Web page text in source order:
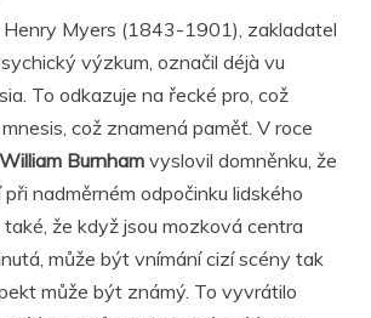
Henry Myers (1843-1901), zakladatel
výzkum, označil déjà vu
To odkazuje na řecké pro, což
což znamená paměť. V roce
William Burnham vyslovil domněnku, že
nadměrném odpočinku lidského
že když jsou mozková centra
může být vnímání cizí scény tak
může být známý. To vyvrátilo